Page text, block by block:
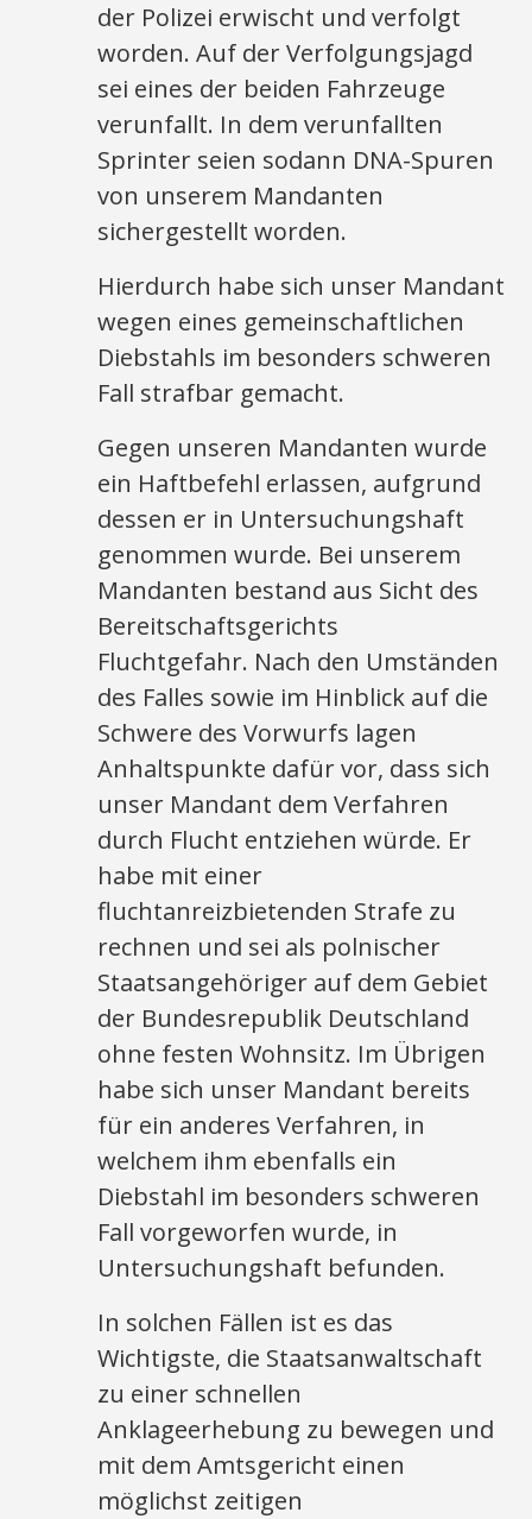
der Polizei erwischt und verfolgt
worden. Auf der Verfolgungsjagd
sei eines der beiden Fahrzeuge
verunfallt. In dem verunfallten
Sprinter seien sodann DNA-Spuren
von unserem Mandanten
sichergestellt worden.
Hierdurch habe sich unser Mandant
wegen eines gemeinschaftlichen
Diebstahls im besonders schweren
Fall strafbar gemacht.
Gegen unseren Mandanten wurde
ein Haftbefehl erlassen, aufgrund
dessen er in Untersuchungshaft
genommen wurde. Bei unserem
Mandanten bestand aus Sicht des
Bereitschaftsgerichts
Fluchtgefahr. Nach den Umständen
des Falles sowie im Hinblick auf die
Schwere des Vorwurfs lagen
Anhaltspunkte dafür vor, dass sich
unser Mandant dem Verfahren
durch Flucht entziehen würde. Er
habe mit einer
fluchtanreizbietenden Strafe zu
rechnen und sei als polnischer
Staatsangehöriger auf dem Gebiet
der Bundesrepublik Deutschland
ohne festen Wohnsitz. Im Übrigen
habe sich unser Mandant bereits
für ein anderes Verfahren, in
welchem ihm ebenfalls ein
Diebstahl im besonders schweren
Fall vorgeworfen wurde, in
Untersuchungshaft befunden.
In solchen Fällen ist es das
Wichtigste, die Staatsanwaltschaft
zu einer schnellen
Anklageerhebung zu bewegen und
mit dem Amtsgericht einen
möglichst zeitigen